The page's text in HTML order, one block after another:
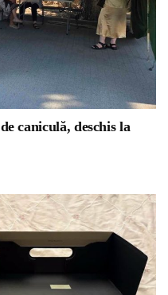
caniculă, deschis la